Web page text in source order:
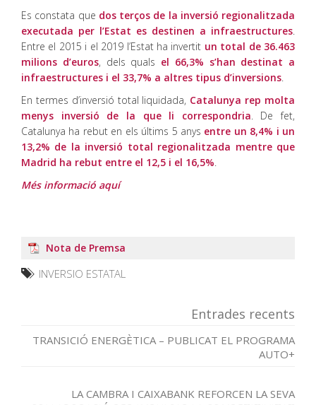
Es constata que dos terços de la inversió regionalitzada
executada per l’Estat es destinen a infraestructures.
Entre el 2015 i el 2019 l’Estat ha invertit un total de 36.463
milions d’euros, dels quals el 66,3% s’han destinat a
infraestructures i el 33,7% a altres tipus d’inversions.
En termes d’inversió total liquidada, Catalunya rep molta
menys inversió de la que li correspondria. De fet,
Catalunya ha rebut en els últims 5 anys entre un 8,4% i un
13,2% de la inversió total regionalitzada mentre que
Madrid ha rebut entre el 12,5 i el 16,5%.
Més informació aquí
Nota de Premsa
INVERSIO ESTATAL
Entrades recents
TRANSICIÓ ENERGÈTICA – PUBLICAT EL PROGRAMA
AUTO+
LA CAMBRA I CAIXABANK REFORCEN LA SEVA